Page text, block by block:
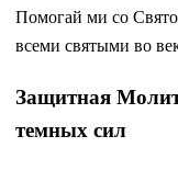
Помогай ми со
всеми святыми во
Защитная
темных сил